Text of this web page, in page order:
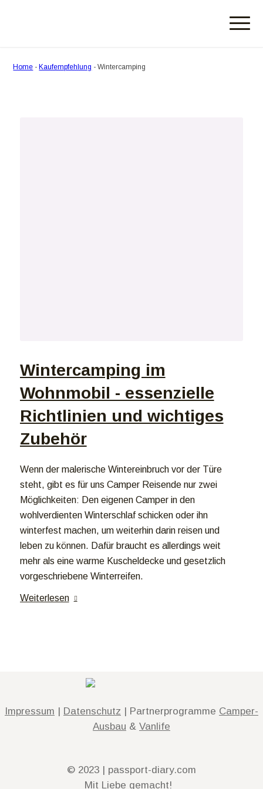
Home - Kaufempfehlung -Wintercamping
Wintercamping im
Wohnmobil - essenzielle
Richtlinien und wichtiges
Zubehör
Wenn der malerische Wintereinbruch vor der Türe
steht, gibt es für uns Camper Reisende nur zwei
Möglichkeiten: Den eigenen Camper in den
wohlverdienten Winterschlaf schicken oder ihn
winterfest machen, um weiterhin darin reisen und
leben zu können. Dafür braucht es allerdings weit
mehr als eine warme Kuscheldecke und gesetzlich
vorgeschriebene Winterreifen.
Weiterlesen
© 2023 | passport-diary.com
Mit Liebe gemacht!
Impressum | Datenschutz | Partnerprogramme Camper-
Ausbau & Vanlife